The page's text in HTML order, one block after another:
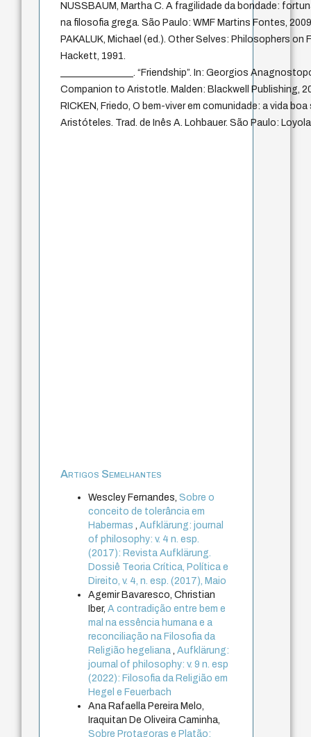
NUSSBAUM, Martha C. A fragilidade da bondade:
na filosofia grega. São Paulo: WMF Martins Fontes,
PAKALUK, Michael (ed.). Other Selves: Philosophers on
Hackett, 1991.
_______________. “Friendship”. In: Georgios
Companion to Aristotle. Malden: Blackwell Publishing,
RICKEN, Friedo, O bem-viver em comunidade: a vida
Aristóteles. Trad. de Inês A. Lohbauer. São Paulo:
Artigos Semelhantes
Wescley Fernandes,Sobre o
conceito de tolerância em
Habermas,Aufklärung: journal
of philosophy: v. 4 n. esp.
(2017): Revista Aufklärung.
Dossiê Teoria Crítica, Política e
Direito, v. 4, n. esp. (2017), Maio
Agemir Bavaresco, Christian
Iber,A contradição entre bem e
mal na essência humana e a
reconciliação na Filosofia da
Religião hegeliana,Aufklärung:
journal of philosophy: v. 9 n. esp
(2022): Filosofia da Religião em
Hegel e Feuerbach
Ana Rafaella Pereira Melo,
Iraquitan De Oliveira Caminha,
Sobre Protagoras e Platão: